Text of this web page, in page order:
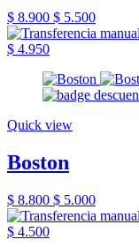
$ 8.900 $ 5.500
$ 4.950
Quick view
Boston
$ 8.800 $ 5.000
$ 4.500